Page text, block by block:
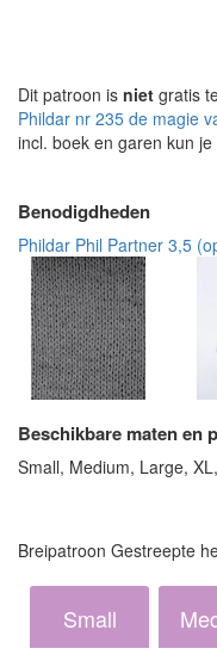
Dit patroon is niet gratis
Phildar nr 235 de magie
incl. boek en garen kun je
Benodigdheden
Phildar Phil Partner 3,5
Beschikbare maten en
Small, Medium, Large,
Breipatroon Gestreepte
Small